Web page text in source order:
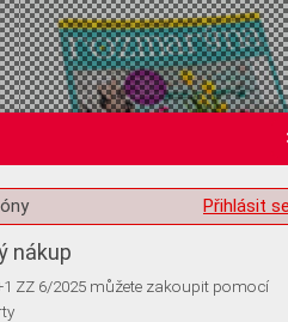
informací Přihlásit
nákup
ZZ 6/2025 můžete zakoupit pomocí